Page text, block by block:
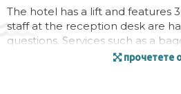
Heated Pool /
Подогреваемый бассейн /
Piscina incalzita
($)
Swimming Pool / Бассейн /
The hotel has a lift and features
staff at the reception desk are
questions. Services such as a
and a safe ensure a comfortable
прочетете